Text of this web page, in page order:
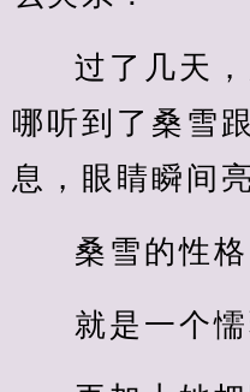
过了几天
哪听到了桑雪
息，眼睛瞬间
桑雪的性
就是一个